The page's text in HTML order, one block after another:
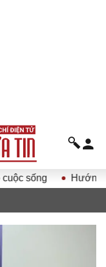
Hướng tới Đại hội đại